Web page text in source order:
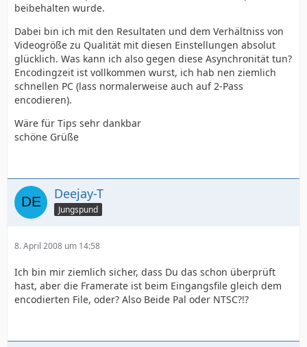
beibehalten wurde.
Dabei bin ich mit den Resultaten und dem Verhältniss von
Videogröße zu Qualität mit diesen Einstellungen absolut
glücklich. Was kann ich also gegen diese Asynchronität tun?
Encodingzeit ist vollkommen wurst, ich hab nen ziemlich
schnellen PC (lass normalerweise auch auf 2-Pass
encodieren).
Wäre für Tips sehr dankbar
schöne Grüße
Deejay-T
Jungspund
8. April 2008 um 14:58
Ich bin mir ziemlich sicher, dass Du das schon überprüft
hast, aber die Framerate ist beim Eingangsfile gleich dem
encodierten File, oder? Also Beide Pal oder NTSC?!?